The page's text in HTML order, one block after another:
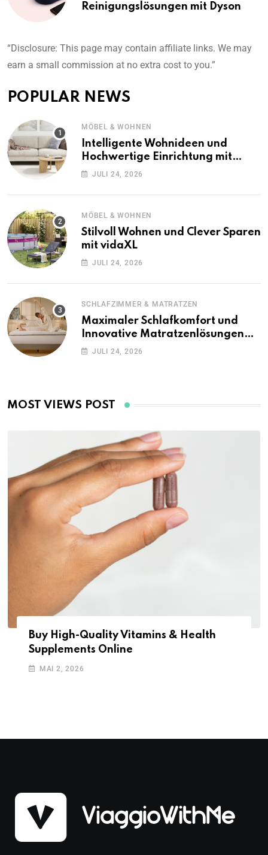
Reinigungslösungen mit Dyson
“Disclosure: This page may contain affiliate links. We may
earn a small commission at no extra cost to you.”
POPULAR NEWS
MÖBEL & WOHNEN
Intelligente Wohnideen und
Hochwertige Einrichtung mit
vidaXL
JULI 24, 2026
MÖBEL & WOHNEN
Stilvoll Wohnen und Clever Sparen
mit vidaXL
JULI 24, 2026
SCHLAFZIMMER & MATRATZEN
Maximaler Schlafkomfort und
Innovative Matratzenlösungen
mit Emma Matratze
JULI 24, 2026
Buy High-Quality Vitamins & Health
Supplements Online
MAI 2, 2026